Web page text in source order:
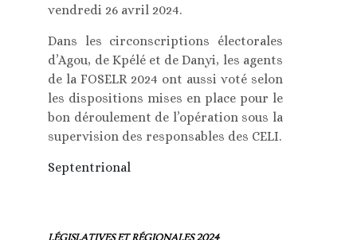
vendredi 26 avril 2024.
Dans les circonscriptions électorales
d’Agou, de Kpélé et de Danyi, les agents
de la FOSELR 2024 ont aussi voté selon
les dispositions mises en place pour le
bon déroulement de l’opération sous la
supervision des responsables des CELI.
Septentrional
LÉGISLATIVES ET RÉGIONALES 2024